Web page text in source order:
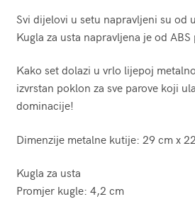
Svi dijelovi u setu napravljeni su od
Kugla za usta napravljena je od ABS
Kako set dolazi u vrlo lijepoj
izvrstan poklon za sve parove koji
dominacije!
Dimenzije metalne kutije: 29 cm x
Kugla za usta
Promjer kugle: 4,2 cm